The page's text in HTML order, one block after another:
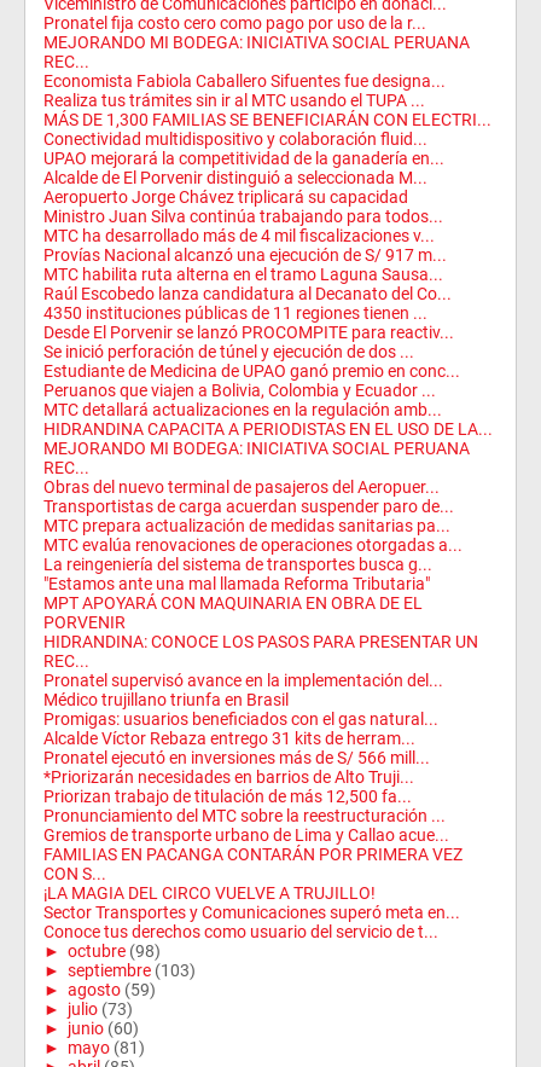
Pronatel fija costo cero como pago por uso de la r...
MEJORANDO MI BODEGA: INICIATIVA SOCIAL PERUANA
REC...
Economista Fabiola Caballero Sifuentes fue designa...
Realiza tus trámites sin ir al MTC usando el TUPA ...
MÁS DE 1,300 FAMILIAS SE BENEFICIARÁN CON ELECTRI...
Conectividad multidispositivo y colaboración fluid...
UPAO mejorará la competitividad de la ganadería en...
Alcalde de El Porvenir distinguió a seleccionada M...
Aeropuerto Jorge Chávez triplicará su capacidad
Ministro Juan Silva continúa trabajando para todos...
MTC ha desarrollado más de 4 mil fiscalizaciones v...
Provías Nacional alcanzó una ejecución de S/ 917 m...
MTC habilita ruta alterna en el tramo Laguna Sausa...
Raúl Escobedo lanza candidatura al Decanato del Co...
4350 instituciones públicas de 11 regiones tienen ...
Desde El Porvenir se lanzó PROCOMPITE para reactiv...
Se inició perforación de túnel y ejecución de dos ...
Estudiante de Medicina de UPAO ganó premio en conc...
Peruanos que viajen a Bolivia, Colombia y Ecuador ...
MTC detallará actualizaciones en la regulación amb...
HIDRANDINA CAPACITA A PERIODISTAS EN EL USO DE LA...
MEJORANDO MI BODEGA: INICIATIVA SOCIAL PERUANA
REC...
Obras del nuevo terminal de pasajeros del Aeropuer...
Transportistas de carga acuerdan suspender paro de...
MTC prepara actualización de medidas sanitarias pa...
MTC evalúa renovaciones de operaciones otorgadas a...
La reingeniería del sistema de transportes busca g...
"Estamos ante una mal llamada Reforma Tributaria"
MPT APOYARÁ CON MAQUINARIA EN OBRA DE EL
PORVENIR
HIDRANDINA: CONOCE LOS PASOS PARA PRESENTAR UN
REC...
Pronatel supervisó avance en la implementación del...
Médico trujillano triunfa en Brasil
Promigas: usuarios beneficiados con el gas natural...
Alcalde Víctor Rebaza entrego 31 kits de herram...
Pronatel ejecutó en inversiones más de S/ 566 mill...
*Priorizarán necesidades en barrios de Alto Truji...
Priorizan trabajo de titulación de más 12,500 fa...
Pronunciamiento del MTC sobre la reestructuración ...
Gremios de transporte urbano de Lima y Callao acue...
FAMILIAS EN PACANGA CONTARÁN POR PRIMERA VEZ
CON S...
¡LA MAGIA DEL CIRCO VUELVE A TRUJILLO!
Sector Transportes y Comunicaciones superó meta en...
Conoce tus derechos como usuario del servicio de t...
► octubre (98)
► septiembre (103)
► agosto (59)
► julio (73)
► junio (60)
► mayo (81)